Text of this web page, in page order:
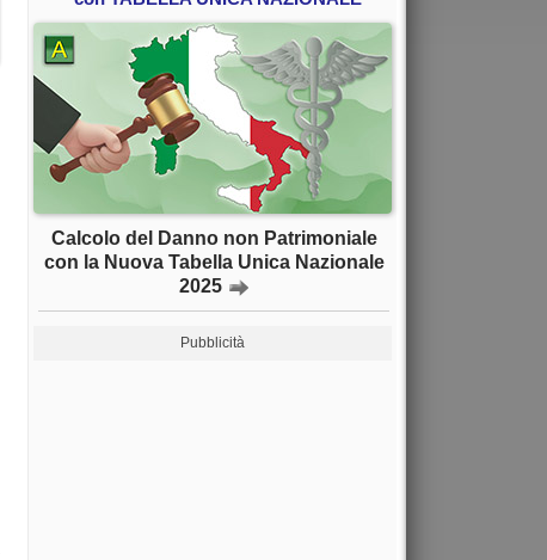
Calcolo del Danno non Patrimoniale
con la Nuova Tabella Unica Nazionale
2025
Pubblicità